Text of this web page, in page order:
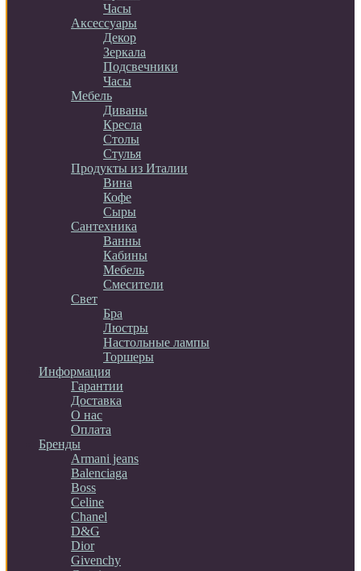
Часы
Аксессуары
Декор
Зеркала
Подсвечники
Часы
Мебель
Диваны
Кресла
Столы
Стулья
Продукты из Италии
Вина
Кофе
Сыры
Сантехника
Ванны
Кабины
Мебель
Смесители
Свет
Бра
Люстры
Настольные лампы
Торшеры
Информация
Гарантии
Доставка
О нас
Оплата
Бренды
Armani jeans
Balenciaga
Boss
Celine
Chanel
D&G
Dior
Givenchy